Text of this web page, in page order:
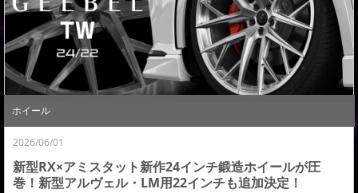
ホイール
2026/06/01
新型RX×アミスタット新作24インチ鍛造ホイールが圧
巻！新型アルヴェル・LM用22インチも追加決定！